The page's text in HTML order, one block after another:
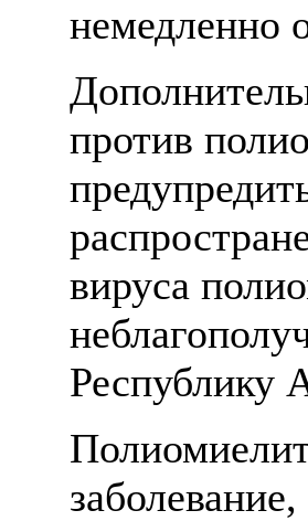
немедленно
против
вируса
Республику